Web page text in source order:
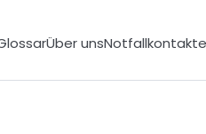
Über unsNotfallkontakte